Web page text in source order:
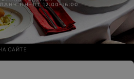
САЙТЕ